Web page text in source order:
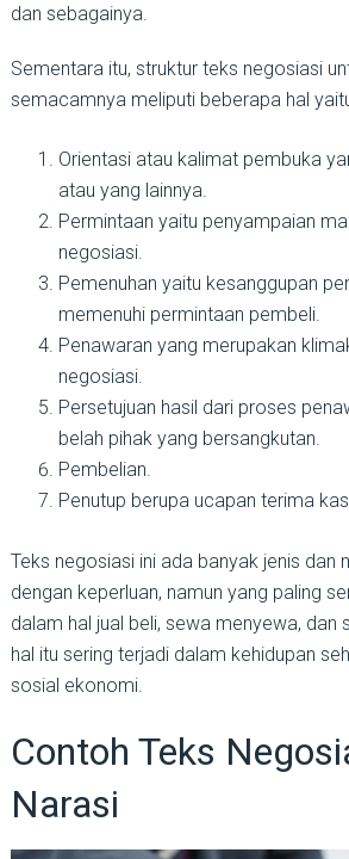
dan sebagainya.
Sementara itu, struktur teks negosiasi
semacamnya meliputi beberapa hal
Orientasi atau kalimat pembuka
atau yang lainnya.
Permintaan yaitu penyampaian
negosiasi.
Pemenuhan yaitu kesanggupan
memenuhi permintaan pembeli.
Penawaran yang merupakan
negosiasi.
Persetujuan hasil dari proses
belah pihak yang bersangkutan.
Pembelian.
Penutup berupa ucapan terima
Teks negosiasi ini ada banyak jenis dan
dengan keperluan, namun yang paling
dalam hal jual beli, sewa menyewa, dan
hal itu sering terjadi dalam kehidupan
sosial ekonomi.
Contoh Teks
Narasi